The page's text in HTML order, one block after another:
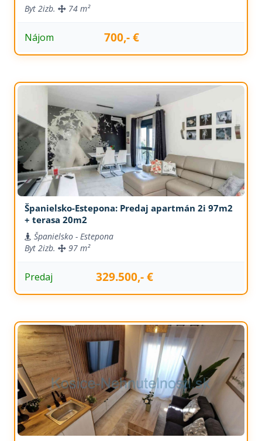
Byt 2izb. 74 m²
Nájom 700,- €
Španielsko-Estepona: Predaj apartmán 2i 97m2
+ terasa 20m2
Španielsko - Estepona
Byt 2izb. 97 m²
Predaj 329.500,- €